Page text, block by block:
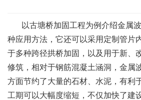
以古塘桥加固工程为例介绍金属
种应用方法，它还可以采用定制管片
于多种跨径拱桥加固，以及用于新、
修筑，相对于钢筋混凝土涵洞，金属
方面节约了大量的石材、水泥，有利
工期可以大幅度缩短，不仅加快了建